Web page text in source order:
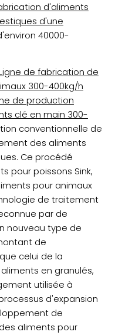
d'aliments
d'une
40000-
de fabrication de
300-400kg/h
de production
clé en main 300-
conventionnelle de
des aliments
Ce procédé
pour poissons Sink,
pour animaux
de traitement
par de
nouveau type de
de
celui de la
en granulés,
utilisée à
d'expansion
de
aliments pour